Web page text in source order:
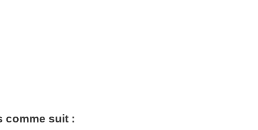
comme suit :